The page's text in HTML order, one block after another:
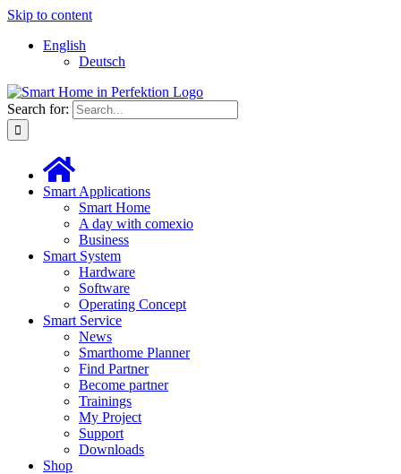
Skip to content
English
Deutsch
Search for:
Smart Applications
Smart Home
A day with comexio
Business
Smart System
Hardware
Software
Operating Concept
Smart Service
News
Smarthome Planner
Find Partner
Become partner
Trainings
My Project
Support
Downloads
Shop